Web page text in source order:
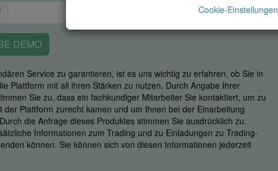
Cookie-Einstellungen
DEMO
Service zu garantieren, ist es uns wichtig zu erfahren, ob Sie in
Plattform mit all ihren Stärken zu nutzen. Durch Angabe Ihrer
Sie zu, dass ein fachkundiger Mitarbeiter Sie kontaktiert, um zu
der Plattform zurecht kamen und um Ihnen bei der Einarbeitung
die Anfrage dieses Produktes stimmen Sie ausdrücklich zu,
Informationen zum Trading und zu Einladungen zu Trading-
können. Sie können sich von diesen Informationen jederzeit